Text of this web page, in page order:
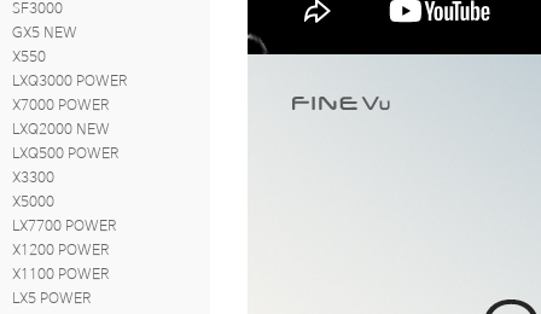
SF3000
GX5 NEW
X550
LXQ3000 POWER
X7000 POWER
LXQ2000 NEW
LXQ500 POWER
X3300
X5000
LX7700 POWER
X1200 POWER
X1100 POWER
LX5 POWER